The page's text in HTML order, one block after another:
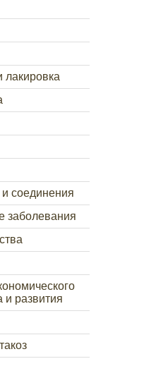
соединения
заболевания
и развития